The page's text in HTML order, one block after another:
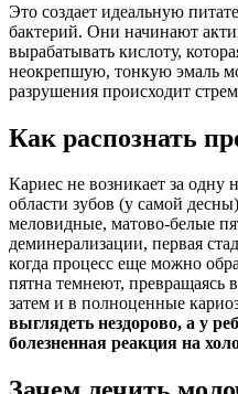
Это создает идеальную
бактерий. Они начинают
вырабатывать кислоту,
неокрепшую, тонкую эмаль
разрушения происходит
Как распознать
Кариес не возникает за одну
области зубов (у самой
меловидные, матово-белые
деминерализации, первая
когда процесс еще можно
пятна темнеют, превращаясь
затем и в полноценные
выглядеть нездорово, а у
болезненная реакция на